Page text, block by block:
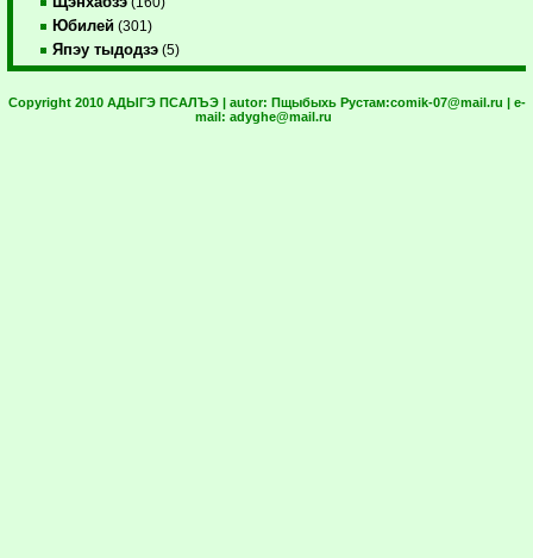
Юбилей (301)
Япэу тыдодзэ (5)
Copyright 2010 АДЫГЭ ПСАЛЪЭ | autor: Пщыбыхь Рустам:comik-07@mail.ru | e-
mail: adyghe@mail.ru